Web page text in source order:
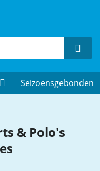
Seizoensgebonden
& Polo's